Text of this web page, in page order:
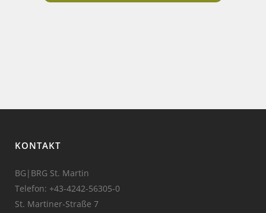
KONTAKT
BG|BRG St. Martin
Telefon: +43-4242-56305-0
St. Martiner-Straße 7